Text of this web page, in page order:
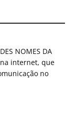
NOMES DA
na internet, que
no